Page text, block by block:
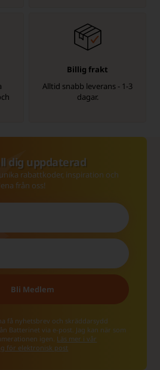
Billig frakt
Alltid snabb leverans - 1-3
dagar.
dig uppdaterad
rabattkoder, inspiration och
från oss!
få nyhetsbrev och skräddarsydd
Batterinet via e-post. Jag kan när som
igen. Läs mer i vår
för elektronisk post